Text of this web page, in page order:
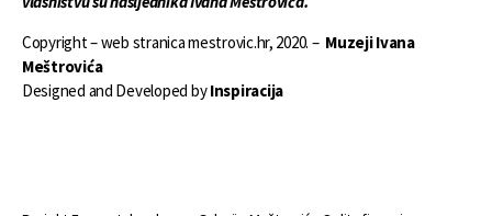
Copyright – web stranica mestrovic.hr, 2020. – Muzeji Ivana
Meštrovića
Designed and Developed byInspiracija